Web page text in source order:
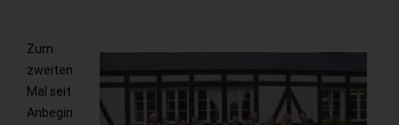
Zum
zweiten
Mal seit
Anbegin